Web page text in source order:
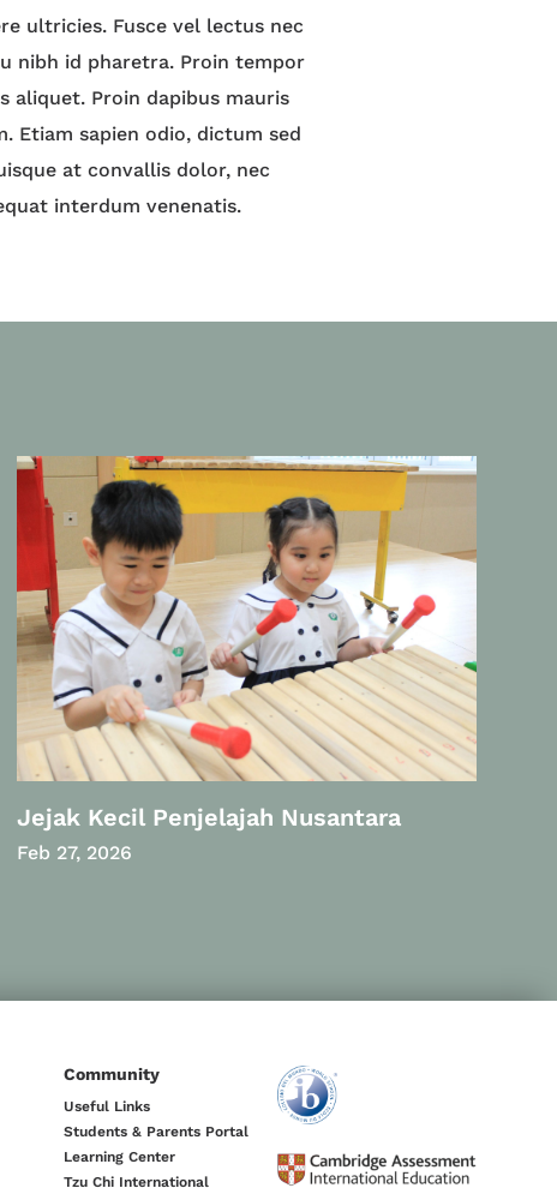
ultricies. Fusce vel lectus nec
nibh id pharetra. Proin tempor
aliquet. Proin dapibus mauris
Etiam sapien odio, dictum sed
at convallis dolor, nec
interdum venenatis.
Jejak Kecil Penjelajah Nusantara
Feb 27, 2026
Community
Useful Links
Students & Parents Portal
Learning Center
Tzu Chi International